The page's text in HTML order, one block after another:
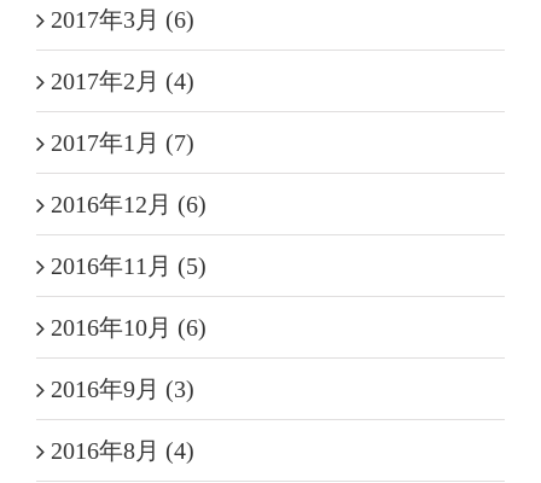
2017年3月 (6)
2017年2月 (4)
2017年1月 (7)
2016年12月 (6)
2016年11月 (5)
2016年10月 (6)
2016年9月 (3)
2016年8月 (4)